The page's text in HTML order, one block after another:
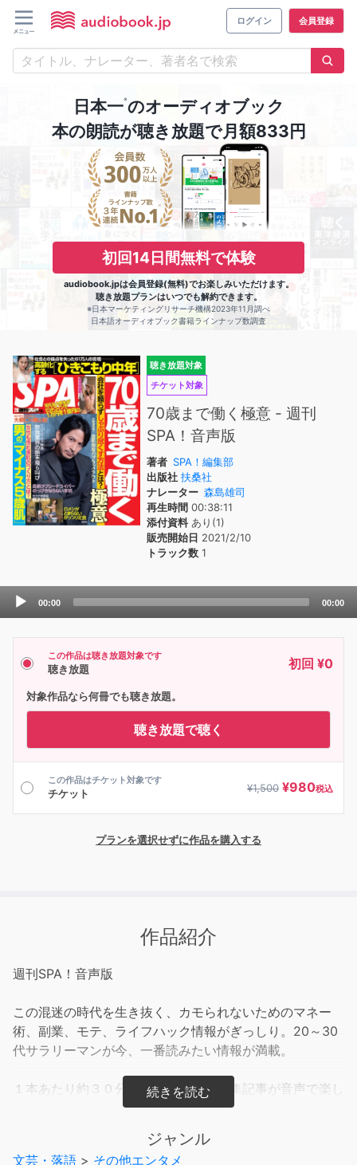
ログイン 会員登録
日本一※のオーディオブック
本の朗読が聴き放題で月額833円
初回14日間無料で体験
audiobook.jpは会員登録(無料)でお楽しみいただけます。
聴き放題プランはいつでも解約できます。
※日本マーケティングリサーチ機構2023年11月調べ
日本語オーディオブック書籍ラインナップ数調査
聴き放題対象
チケット対象
70歳まで働く極意 - 週刊
SPA！音声版
著者 SPA！編集部
出版社 扶桑社
ナレーター 森島雄司
再生時間 00:38:11
添付資料あり(1)
販売開始日 2021/2/10
トラック数 1
Audio
00:00 00:00
この作品は聴き放題対象です
聴き放題 初回 ¥0
対象作品なら何冊でも聴き放題。
聴き放題で聴く
この作品はチケット対象です
チケット ¥1,500 ¥980税込
プランを選択せずに作品を購入する
作品紹介
週刊SPA！音声版
この混迷の時代を生き抜く、カモられないためのマネー
術、副業、モテ、ライフハック情報がぎっしり。20～30
代サラリーマンが今、一番読みたい情報が満載。
１本あたり約３０分で、毎号最新の特集記事が音声で楽し
ジャンル
文芸・落語 > その他エンタメ